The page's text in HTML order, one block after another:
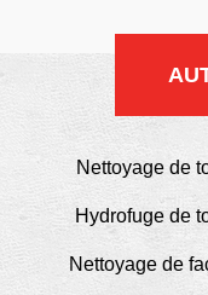
Nettoyage de
Hydrofuge de
Nettoyage de